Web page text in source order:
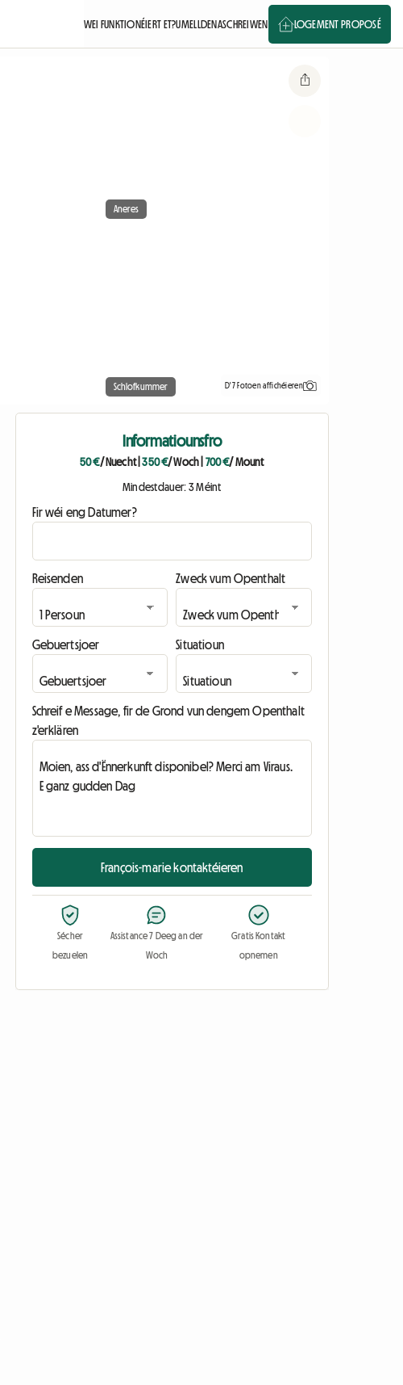
WEI FUNKTIONÉIERT ET?UMELLDENASCHREIWEN LOGEMENT PROPOSÉ
Aneres
Schlofkummer D'7 Fotoen affichéieren
Informatiounsfro
50 €/ Nuecht|350 €/ Woch 700 €/ Mount
Mindestdauer: 3 Méint
Fir wéi eng Datumer?
Reisenden Zweck vum Openthalt
Gebuertsjoer Situatioun
Schreif e Message, fir de Grond vun dengem Openthalt
z'erklären
François-marie kontaktéieren
Sécher
bezuelen
Assistance 7 Deeg an der
Woch
Gratis Kontakt
opnemen